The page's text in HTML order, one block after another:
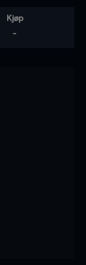
Kjøp
-